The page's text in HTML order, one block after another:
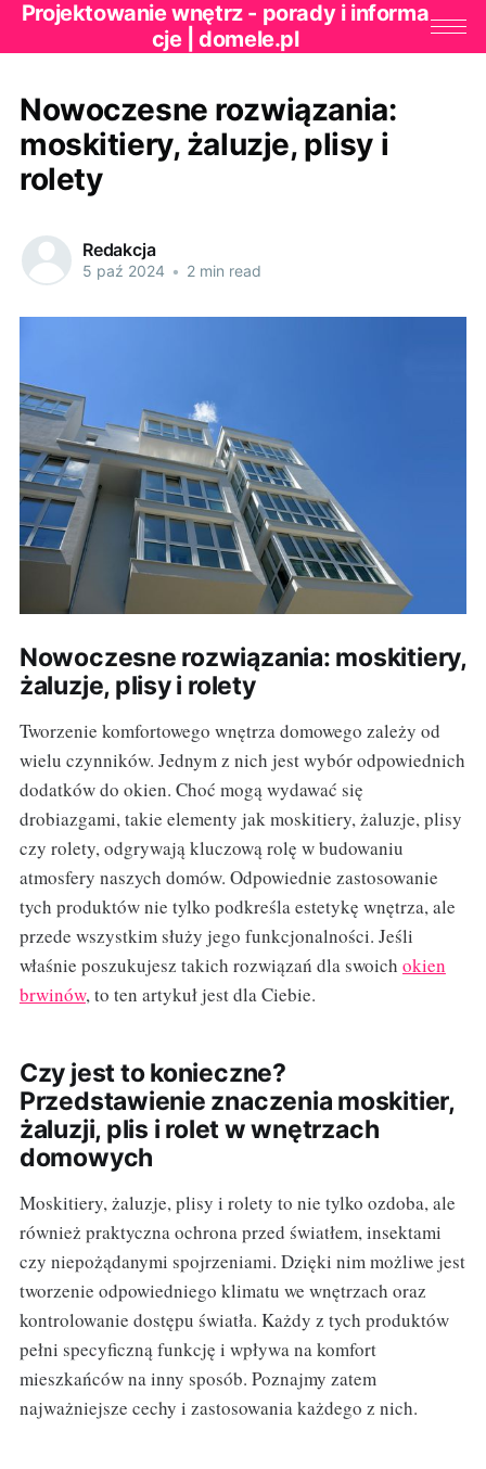
Projektowanie wnętrz - porady i informa
cje | domele.pl
Nowoczesne rozwiązania:
moskitiery, żaluzje, plisy i
rolety
Redakcja
5 paź 2024 • 2 min read
Nowoczesne rozwiązania: moskitiery,
żaluzje, plisy i rolety
Tworzenie komfortowego wnętrza domowego zależy od
wielu czynników. Jednym z nich jest wybór odpowiednich
dodatków do okien. Choć mogą wydawać się
drobiazgami, takie elementy jak moskitiery, żaluzje, plisy
czy rolety, odgrywają kluczową rolę w budowaniu
atmosfery naszych domów. Odpowiednie zastosowanie
tych produktów nie tylko podkreśla estetykę wnętrza, ale
przede wszystkim służy jego funkcjonalności. Jeśli
właśnie poszukujesz takich rozwiązań dla swoich okien
brwinów, to ten artykuł jest dla Ciebie.
Czy jest to konieczne?
Przedstawienie znaczenia moskitier,
żaluzji, plis i rolet w wnętrzach
domowych
Moskitiery, żaluzje, plisy i rolety to nie tylko ozdoba, ale
również praktyczna ochrona przed światłem, insektami
czy niepożądanymi spojrzeniami. Dzięki nim możliwe jest
tworzenie odpowiedniego klimatu we wnętrzach oraz
kontrolowanie dostępu światła. Każdy z tych produktów
pełni specyficzną funkcję i wpływa na komfort
mieszkańców na inny sposób. Poznajmy zatem
najważniejsze cechy i zastosowania każdego z nich.